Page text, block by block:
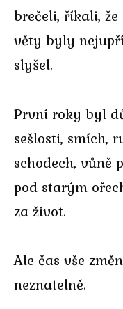
brečeli, říkali,
věty byly
slyšel.
První roky byl
sešlosti, smích,
schodech, vůně
pod starým
za život.
Ale čas vše
neznatelně.